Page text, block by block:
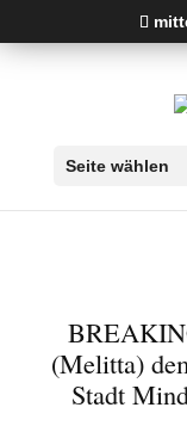
Seite wählen
(Melitta)
Stadt